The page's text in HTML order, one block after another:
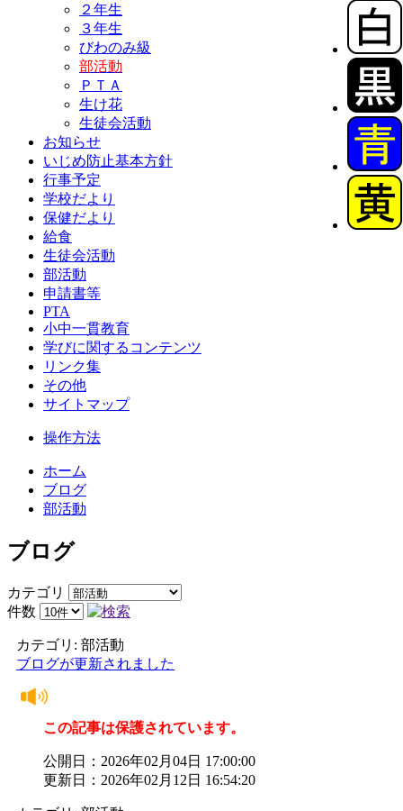
２年生
３年生
びわのみ級
部活動
ＰＴＡ
生け花
生徒会活動
お知らせ
いじめ防止基本方針
行事予定
学校だより
保健だより
給食
生徒会活動
部活動
申請書等
PTA
小中一貫教育
学びに関するコンテンツ
リンク集
その他
サイトマップ
操作方法
ホーム
ブログ
部活動
ブログ
カテゴリ
件数
カテゴリ: 部活動
ブログが更新されました
この記事は保護されています。
公開日：2026年02月04日 17:00:00
更新日：2026年02月12日 16:54:20